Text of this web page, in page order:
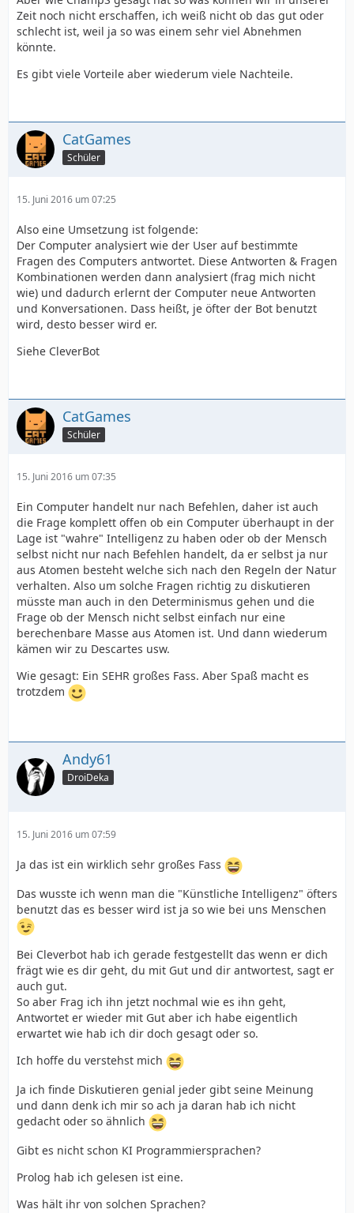
Zeit noch nicht erschaffen, ich weiß nicht ob das gut oder
schlecht ist, weil ja so was einem sehr viel Abnehmen
könnte.
Es gibt viele Vorteile aber wiederum viele Nachteile.
CatGames
Schüler
15. Juni 2016 um 07:25
Also eine Umsetzung ist folgende:
Der Computer analysiert wie der User auf bestimmte
Fragen des Computers antwortet. Diese Antworten & Fragen
Kombinationen werden dann analysiert (frag mich nicht
wie) und dadurch erlernt der Computer neue Antworten
und Konversationen. Dass heißt, je öfter der Bot benutzt
wird, desto besser wird er.
Siehe CleverBot
CatGames
Schüler
15. Juni 2016 um 07:35
Ein Computer handelt nur nach Befehlen, daher ist auch
die Frage komplett offen ob ein Computer überhaupt in der
Lage ist "wahre" Intelligenz zu haben oder ob der Mensch
selbst nicht nur nach Befehlen handelt, da er selbst ja nur
aus Atomen besteht welche sich nach den Regeln der Natur
verhalten. Also um solche Fragen richtig zu diskutieren
müsste man auch in den Determinismus gehen und die
Frage ob der Mensch nicht selbst einfach nur eine
berechenbare Masse aus Atomen ist. Und dann wiederum
kämen wir zu Descartes usw.
Wie gesagt: Ein SEHR großes Fass. Aber Spaß macht es
trotzdem
Andy61
DroiDeka
15. Juni 2016 um 07:59
Ja das ist ein wirklich sehr großes Fass
Das wusste ich wenn man die "Künstliche Intelligenz" öfters
benutzt das es besser wird ist ja so wie bei uns Menschen
Bei Cleverbot hab ich gerade festgestellt das wenn er dich
frägt wie es dir geht, du mit Gut und dir antwortest, sagt er
auch gut.
So aber Frag ich ihn jetzt nochmal wie es ihn geht,
Antwortet er wieder mit Gut aber ich habe eigentlich
erwartet wie hab ich dir doch gesagt oder so.
Ich hoffe du verstehst mich
Ja ich finde Diskutieren genial jeder gibt seine Meinung
und dann denk ich mir so ach ja daran hab ich nicht
gedacht oder so ähnlich
Gibt es nicht schon KI Programmiersprachen?
Prolog hab ich gelesen ist eine.
Was hält ihr von solchen Sprachen?